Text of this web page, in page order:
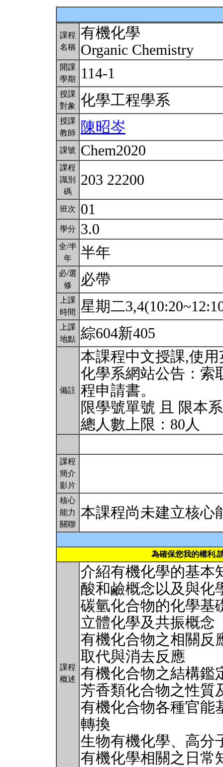
課程
名稱
有機化學
Organic Chemistry
開課
學期
114-1
授課
對象
化學工程學系
授課
教師
陳昭岑
課號 Chem2020
課程
識別
碼
203 22200
班次 01
學分 3.0
全/半
年
半年
必/選
修
必帶
上課
時間
星期二
上課
地點 綜604新405
備註
本課程中文授課,使
化學系網站公告：索
程申請書。
限學號單號 且 限本
總人數上限：80人
課程
簡介
影片
核心
能力
關聯
本課程尚未建立核心
為確保您我的權利,
課程
概述
介紹有機化學的基本
酸和鹼概念以及與化
碳氫化合物的化學基
立體化學及共振概念
有機化合物之相關反
取代與消去反應
有機化合物之結構鑑
芳香類化合物之性質
有機化合物各種官能
轉換
生物有機化學、高分
有機化學相關之日常